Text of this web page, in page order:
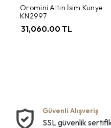
Oromini Altın İsim Künye
KN2997
31,060.00 TL
Güvenli Alışveriş
SSL güvenlik